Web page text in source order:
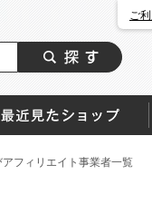
ご
フィリエイト事業者一覧